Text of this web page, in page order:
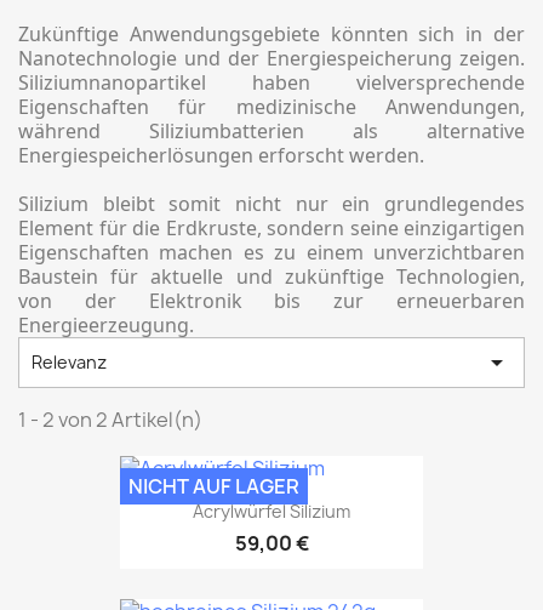
Zukünftige Anwendungsgebiete könnten sich in der
Nanotechnologie und der Energiespeicherung zeigen.
Siliziumnanopartikel haben vielversprechende
Eigenschaften für medizinische Anwendungen,
während Siliziumbatterien als alternative
Energiespeicherlösungen erforscht werden.
Silizium bleibt somit nicht nur ein grundlegendes
Element für die Erdkruste, sondern seine einzigartigen
Eigenschaften machen es zu einem unverzichtbaren
Baustein für aktuelle und zukünftige Technologien,
von der Elektronik bis zur erneuerbaren
Energieerzeugung.
Relevanz 
1 - 2 von 2 Artikel(n)
Acrylwürfel Silizium
59,00 €
NICHT AUF LAGER